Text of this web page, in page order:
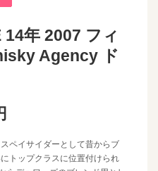
年 2007 フィ
Agency ド
ペイサイダーとして昔からブ
トップクラスに位置付けられ